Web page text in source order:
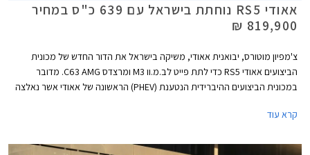
אאודי RS5 נוחתת בישראל עם 639 כ"ס במחיר
819,900 ₪
צ'מפיון מוטורס, יבואנית אאודי, משיקה בישראל את הדור החדש של מכונית
הביצועים אאודי RS5 כדי לתת פייט לב.מ.וו M3 ומרצדס C63 AMG. מדובר
במכונית הביצועים ההיברידית הנטענת (PHEV) הראשונה של אאודי אשר נאלצה
באירופה, ומשקל עודף ידוע כאחד האויבים הגדולים ביותר של כל מכונית ספורט.
דגמי RS הודות לדיפרנציאל אחורי חדש ומתקדם. מצד שני, כעת יכולה אאודי
קרא עוד